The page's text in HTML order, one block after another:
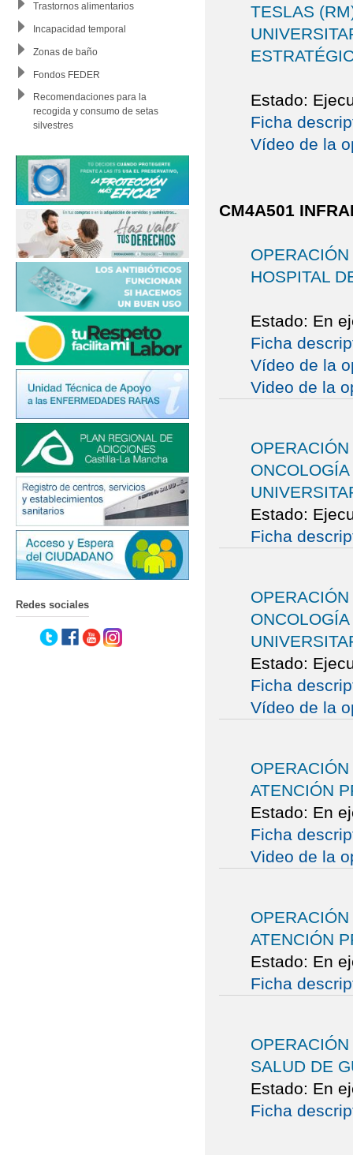
Trastornos alimentarios
Incapacidad temporal
Zonas de baño
Fondos FEDER
Recomendaciones para la
recogida y consumo de setas
silvestres
Redes sociales
TESLAS
Estado:
Ficha
Vídeo de la
CM4A501
HOSPITAL
Estado: En
Ficha
Vídeo de la
Video de la
Estado:
Ficha
Estado:
Ficha
Vídeo de la
ATENCIÓN
Estado: En
Ficha
Video de la
ATENCIÓN
Estado: En
Ficha
SALUD DE
Estado: En
Ficha